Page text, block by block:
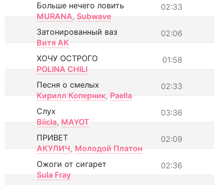
02:33
Больше нечего ловить
MURANA, Subwave
02:06
Затонированный ваз
Витя АК
01:58
ХОЧУ ОСТРОГО
POLINA CHILI
02:33
Песня о смелых
Кирилл Коперник, Paella
03:36
Слух
Biicla, MAYOT
02:09
ПРИВЕТ
АКУЛИЧ, Молодой Платон
02:36
Ожоги от сигарет
Sula Fray